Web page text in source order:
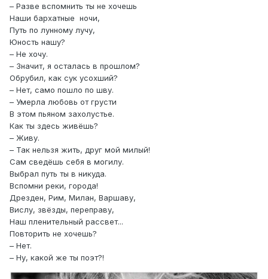
– Разве вспомнить ты не хочешь
Наши бархатные ночи,
Путь по лунному лучу,
Юность нашу?
– Не хочу.
– Значит, я осталась в прошлом?
Обрубил, как сук усохший?
– Нет, само пошло по шву.
– Умерла любовь от грусти
В этом пьяном захолустье.
Как ты здесь живёшь?
– Живу.
– Так нельзя жить, друг мой милый!
Сам сведёшь себя в могилу.
Выбрал путь ты в никуда.
Вспомни реки, города!
Дрезден, Рим, Милан, Варшаву,
Вислу, звёзды, переправу,
Наш пленительный рассвет...
Повторить не хочешь?
– Нет.
– Ну, какой же ты поэт?!